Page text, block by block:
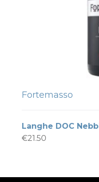
Fortemasso
Langhe DOC
€21.50